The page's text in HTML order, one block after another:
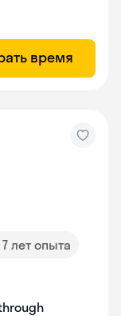
время
7 лет опыта